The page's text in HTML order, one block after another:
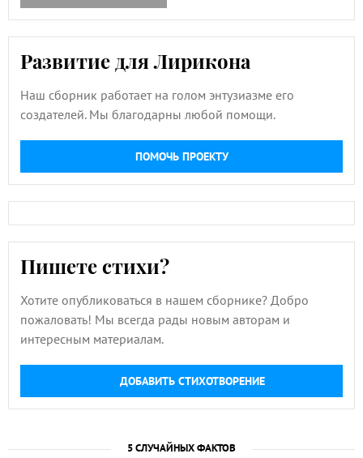
Развитие для Лирикона
Наш сборник работает на голом энтузиазме его
создателей. Мы благодарны любой помощи.
ПОМОЧЬ ПРОЕКТУ
Пишете стихи?
Хотите опубликоваться в нашем сборнике? Добро
пожаловать! Мы всегда рады новым авторам и
интересным материалам.
ДОБАВИТЬ СТИХОТВОРЕНИЕ
5 СЛУЧАЙНЫХ ФАКТОВ